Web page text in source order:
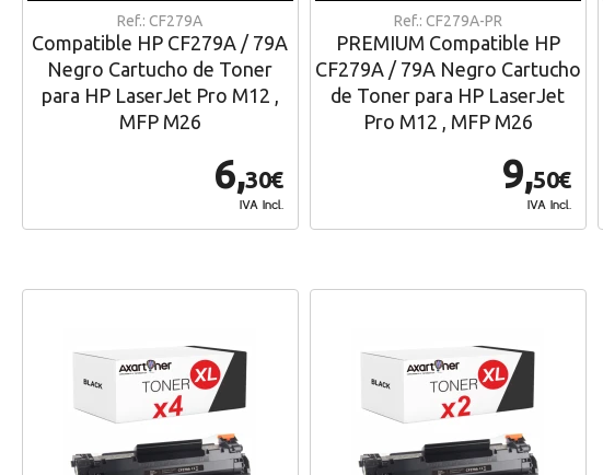
Ref.: CF279A
Compatible HP CF279A / 79A
Negro Cartucho de Toner
para HP LaserJet Pro M12 ,
MFP M26
6,30€
IVA Incl.
Ref.: CF279A-PR
PREMIUM Compatible HP
CF279A / 79A Negro Cartucho
de Toner para HP LaserJet
Pro M12 , MFP M26
9,50€
IVA Incl.